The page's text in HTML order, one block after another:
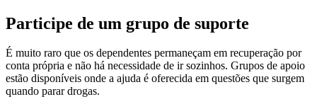
Participe de um grupo de suporte
É muito raro que os dependentes permaneçam em recuperação por
conta própria e não há necessidade de ir sozinhos. Grupos de apoio
estão disponíveis onde a ajuda é oferecida em questões que surgem
quando parar drogas.